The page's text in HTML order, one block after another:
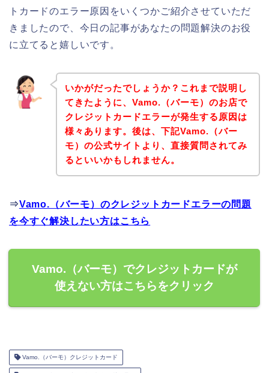
トカードのエラー原因をいくつかご紹介させていただ
きましたので、今日の記事があなたの問題解決のお役
に立てると嬉しいです。
いかがだったでしょうか？これまで説明し
てきたように、Vamo.（バーモ）のお店で
クレジットカードエラーが発生する原因は
様々あります。後は、下記Vamo.（バー
モ）の公式サイトより、直接質問されてみ
るといいかもしれません。
⇒Vamo.（バーモ）のクレジットカードエラーの問題
を今すぐ解決したい方はこちら
Vamo.（バーモ）でクレジットカードが
使えない方はこちらをクリック
Vamo.（バーモ）クレジットカード